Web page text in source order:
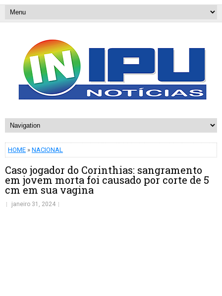
HOME » NACIONAL
Caso jogador do Corinthias: sangramento
em jovem morta foi causado por corte de 5
cm em sua vagina
janeiro 31, 2024